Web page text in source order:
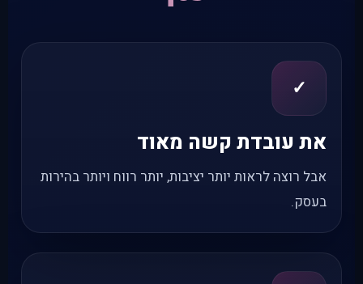
✓
את עובדת קשה מאוד
אבל רוצה לראות יותר יציבות, יותר רווח ויותר בהירות
בעסק.